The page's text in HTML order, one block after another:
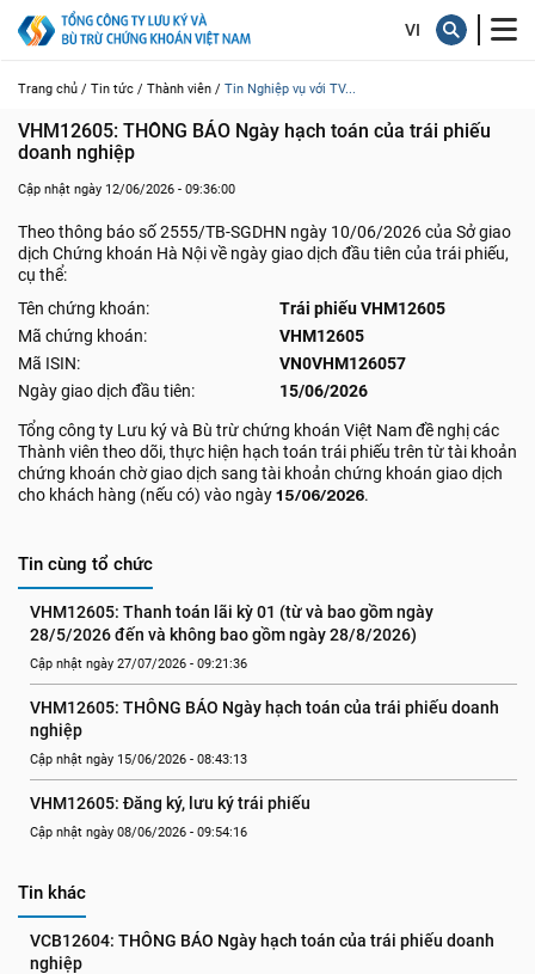
Trang chủ / Tin tức / Thành viên / Tin Nghiệp vụ với TV...
VHM12605: THÔNG BÁO Ngày hạch toán của trái phiếu
doanh nghiệp
Cập nhật ngày 12/06/2026 - 09:36:00
Theo thông báo số 2555/TB-SGDHN ngày 10/06/2026 của Sở giao
dịch Chứng khoán Hà Nội về ngày giao dịch đầu tiên của trái phiếu,
cụ thể:
Tên chứng khoán:
Trái phiếu VHM12605
Mã chứng khoán:
VHM12605
Mã ISIN:
VN0VHM126057
Ngày giao dịch đầu tiên:
15/06/2026
Tổng công ty Lưu ký và Bù trừ chứng khoán Việt Nam đề nghị các
Thành viên theo dõi, thực hiện hạch toán trái phiếu trên từ tài khoản
chứng khoán chờ giao dịch sang tài khoản chứng khoán giao dịch
cho khách hàng (nếu có) vào ngày15/06/2026.
Tin cùng tổ chức
VHM12605: Thanh toán lãi kỳ 01 (từ và bao gồm ngày
28/5/2026 đến và không bao gồm ngày 28/8/2026)
Cập nhật ngày 27/07/2026 - 09:21:36
VHM12605: THÔNG BÁO Ngày hạch toán của trái phiếu doanh
nghiệp
Cập nhật ngày 15/06/2026 - 08:43:13
VHM12605: Đăng ký, lưu ký trái phiếu
Cập nhật ngày 08/06/2026 - 09:54:16
Tin khác
VCB12604: THÔNG BÁO Ngày hạch toán của trái phiếu doanh
nghiệp